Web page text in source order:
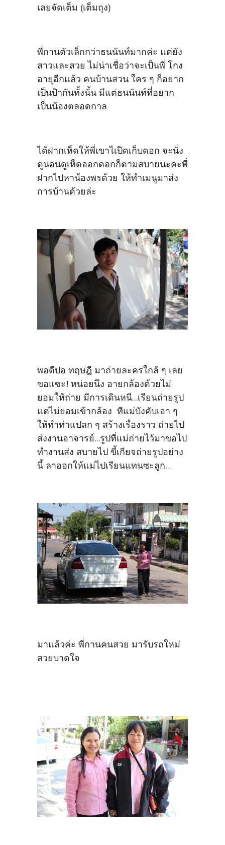
เลยจัดเต็ม (เต็มถุง)
พี่กานตัวเล็กกว่าธนนันท์มากค่ะ แต่ยัง
สาวและสวย ไม่น่าเชื่อว่าจะเป็นพี่ โกง
อายุอีกแล้ว คนบ้านสวน ใคร ๆ ก็อยาก
เป็นป้ากันทั้งนั้น มีแต่ธนนันท์ที่อยาก
เป็นน้องตลอดกาล
ได้ฝากเห็ดให้พี่เขาไเปิดเก็บดอก จะนั่ง
ดูนอนดูเห็ดออกดอกก็ตามสบายนะคะพี่
ฝากไปหาน้องพรด้วย ให้ทำเมนูมาส่ง
การบ้านด้วยล่ะ
พอดีปอ ทฤษฎี มาถ่ายละครใกล้ ๆ เลย
ขอแซะ! หน่อยนึง อายกล้องด้วยไม่
ยอมให้ถ่าย มีการเดินหนี...เรียนถ่ายรูป
แต่ไม่ยอมเข้ากล้อง ทีแม่บังคับเอา ๆ
ให้ทำท่าแปลก ๆ สร้างเรื่องราว ถ่ายไป
ส่งงานอาจารย์...รูปที่แม่ถ่ายไว้มาขอไป
ทำงานส่ง สบายไป ขี้เกียจถ่ายรูปอย่าง
นี้ ลาออกให้แม่ไปเรียนแทนซะลูก...
มาแล้วค่ะ พี่กานคนสวย มารับรถใหม่
สวยบาดใจ